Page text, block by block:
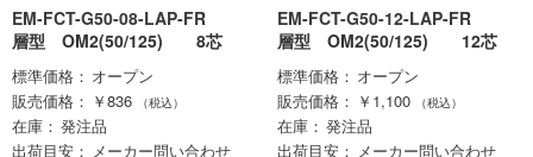
EM-FCT-G50-08-LAP-FR
層型 OM2(50/125) 8芯
標準価格
オープン
販売価格
￥836 （税込）
在庫
発注品
出荷目安
メーカー問い合わせ
EM-FCT-G50-12-LAP-FR
層型 OM2(50/125) 12芯
標準価格
オープン
販売価格
￥1,100 （税込）
在庫
発注品
出荷目安
メーカー問い合わせ